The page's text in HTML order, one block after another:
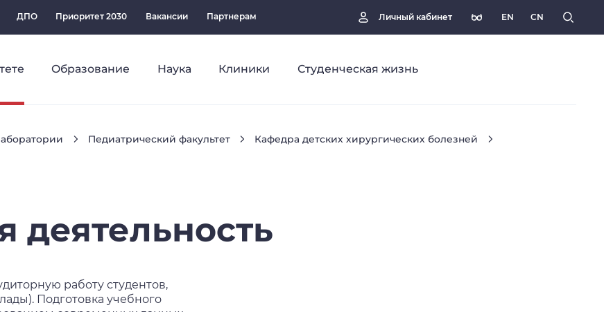
ДПО Приоритет 2030 Вакансии Партнерам Личный кабинет EN CN
Образование Наука Клиники Студенческая жизнь
Педиатрический факультет
Кафедра детских хирургических болезней
деятельность
работу студентов,
Подготовка учебного